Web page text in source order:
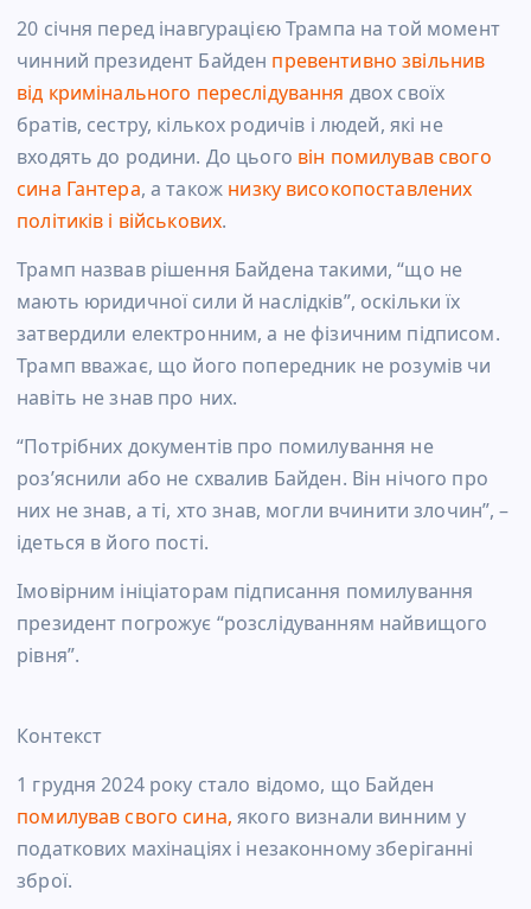
20 січня перед інавгурацією Трампа на той момент
чинний президент Байден превентивно звільнив
від кримінального переслідування двох своїх
братів, сестру, кількох родичів і людей, які не
входять до родини. До цього він помилував свого
сина Гантера, а також низку високопоставлених
політиків і військових.
Трамп назвав рішення Байдена такими, “що не
мають юридичної сили й наслідків”, оскільки їх
затвердили електронним, а не фізичним підписом.
Трамп вважає, що його попередник не розумів чи
навіть не знав про них.
“Потрібних документів про помилування не
роз’яснили або не схвалив Байден. Він нічого про
них не знав, а ті, хто знав, могли вчинити злочин”, –
ідеться в його пості.
Імовірним ініціаторам підписання помилування
президент погрожує “розслідуванням найвищого
рівня”.
Контекст
1 грудня 2024 року стало відомо, що Байден
помилував свого сина, якого визнали винним у
податкових махінаціях і незаконному зберіганні
зброї.